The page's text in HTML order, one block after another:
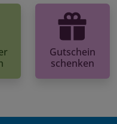
Gutschein
schenken